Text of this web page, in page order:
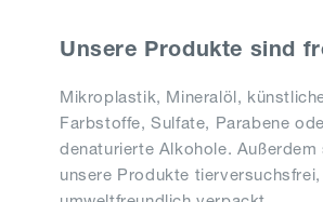
Unsere Produkte sind
Mikroplastik, Mineralöl,
Farbstoffe, Sulfate, Parabene
denaturierte Alkohole. Außerdem
unsere Produkte